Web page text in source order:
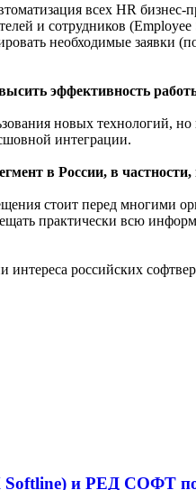
всех HR
и сотрудников
необходимые заявки
эффективность
новых технологий,
интеграции.
в России, в
стоит перед многими
практически всю
интереса российских
и РЕД СОФТ